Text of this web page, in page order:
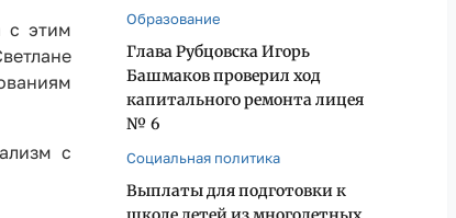
с этим
с
Образование
Глава Рубцовска Игорь
Башмаков проверил ход
капитального ремонта лицея
№ 6
Социальная политика
Выплаты для подготовки к